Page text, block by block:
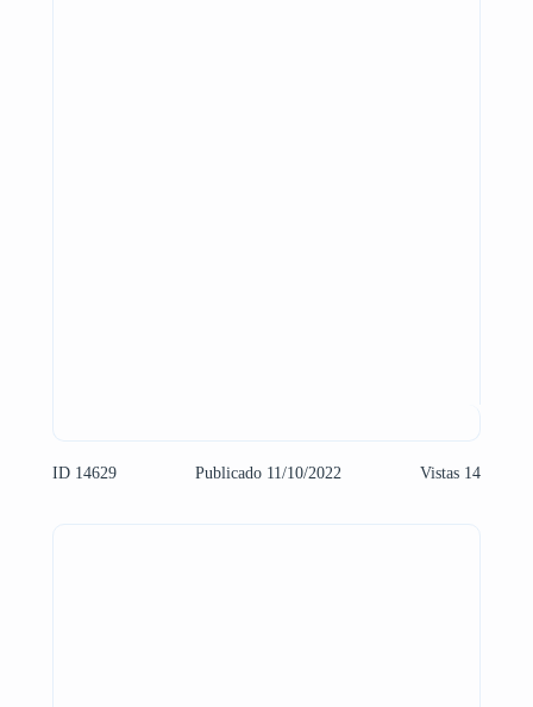
ID 14629 Publicado 11/10/2022 Vistas 14